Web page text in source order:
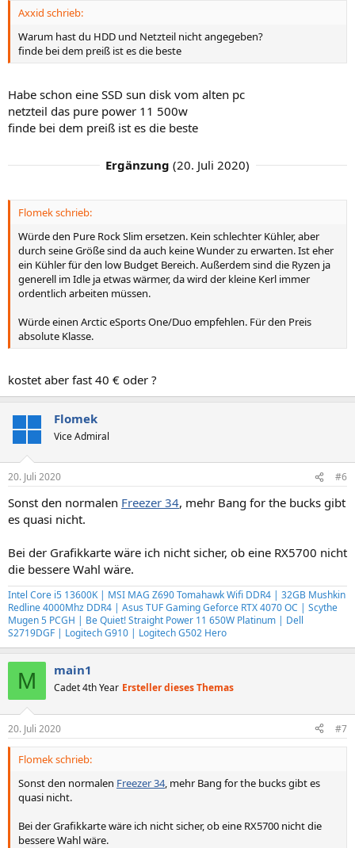
Axxid schrieb:
Warum hast du HDD und Netzteil nicht angegeben?
finde bei dem preiß ist es die beste
Habe schon eine SSD sun disk vom alten pc
netzteil das pure power 11 500w
finde bei dem preiß ist es die beste
Ergänzung (20. Juli 2020)
Flomek schrieb:
Würde den Pure Rock Slim ersetzen. Kein schlechter Kühler, aber
durch seine Größe sind da auch keine Wunder zu erwarten. Ist eher
ein Kühler für den low Budget Bereich. Außerdem sind die Ryzen ja
generell im Idle ja etwas wärmer, da wird der kleine Kerl immer
ordentlich arbeiten müssen.
Würde einen Arctic eSports One/Duo empfehlen. Für den Preis
absolute Klasse.
kostet aber fast 40 € oder ?
Flomek
Vice Admiral
20. Juli 2020 #6
Sonst den normalen Freezer 34, mehr Bang for the bucks gibt
es quasi nicht.
Bei der Grafikkarte wäre ich nicht sicher, ob eine RX5700 nicht
die bessere Wahl wäre.
Intel Core i5 13600K | MSI MAG Z690 Tomahawk Wifi DDR4 | 32GB Mushkin
Redline 4000Mhz DDR4 | Asus TUF Gaming Geforce RTX 4070 OC | Scythe
Mugen 5 PCGH | Be Quiet! Straight Power 11 650W Platinum | Dell
S2719DGF | Logitech G910 | Logitech G502 Hero
M main1
Cadet 4th Year Ersteller dieses Themas
20. Juli 2020 #7
Flomek schrieb:
Sonst den normalen Freezer 34, mehr Bang for the bucks gibt es
quasi nicht.
Bei der Grafikkarte wäre ich nicht sicher, ob eine RX5700 nicht die
bessere Wahl wäre.